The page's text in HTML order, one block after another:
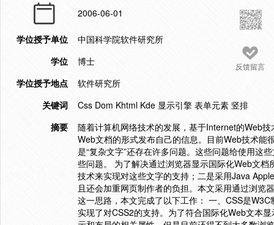
反馈留言
2006-06-01
学位授予单位
中国科学院软件研究所
学位
博士
学位授予地点
软件研究所
关键词
Css Dom Khtml Kde 显示引擎 表单元素 竖排
摘要
随着计算机网络技术的发展，基于Internet的Web
Web文档的形式发布自己的信息。目前Web技术能
是“复杂文字”还存在许多问题。这些问题给使用这
些问题。 为了解决通过浏览器显示国际化Web文
技术来实现对这些文字的支持；二是采用Java
且还会加重网页制作者的负担。本文采用通过浏览
这一思路，本文完成了以下工作： 一、CSS是
实现了对CSS2的支持。为了符合国际化Web文本